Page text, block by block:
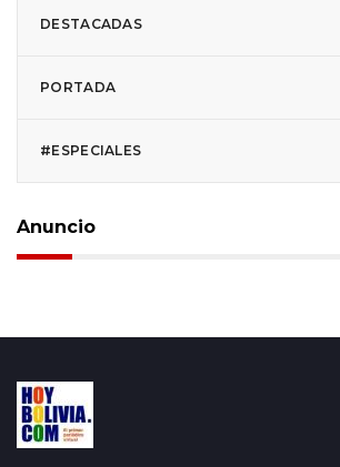
DESTACADAS
PORTADA
#ESPECIALES
Anuncio